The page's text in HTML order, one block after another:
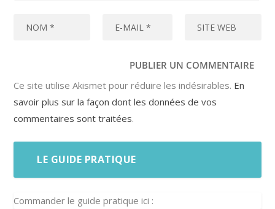
Ce site utilise Akismet pour réduire les indésirables. En
savoir plus sur la façon dont les données de vos
commentaires sont traitées.
LE GUIDE PRATIQUE
Commander le guide pratique ici :